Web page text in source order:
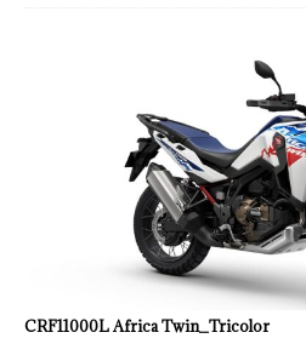
CRF11000L Africa Twin_Tricolor